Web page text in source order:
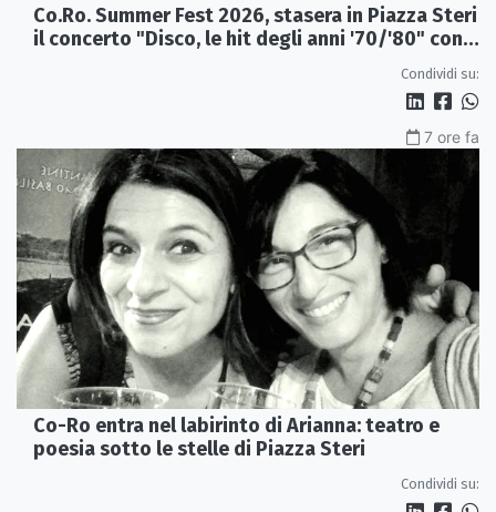
Co.Ro. Summer Fest 2026, stasera in Piazza Steri
il concerto "Disco, le hit degli anni '70/'80" con
Condividi su:
7 ore fa
Co-Ro entra nel labirinto di Arianna: teatro e
poesia sotto le stelle di Piazza Steri
Condividi su: